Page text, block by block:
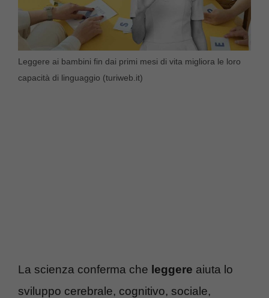
Leggere ai bambini fin dai primi mesi di vita migliora le loro
capacità di linguaggio (turiweb.it)
La scienza conferma che leggere aiuta lo
sviluppo cerebrale, cognitivo, sociale,